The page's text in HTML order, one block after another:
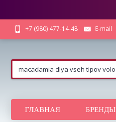
+7 (980) 477-14-48 E-mail
ГЛАВНАЯ БРЕНДЫ